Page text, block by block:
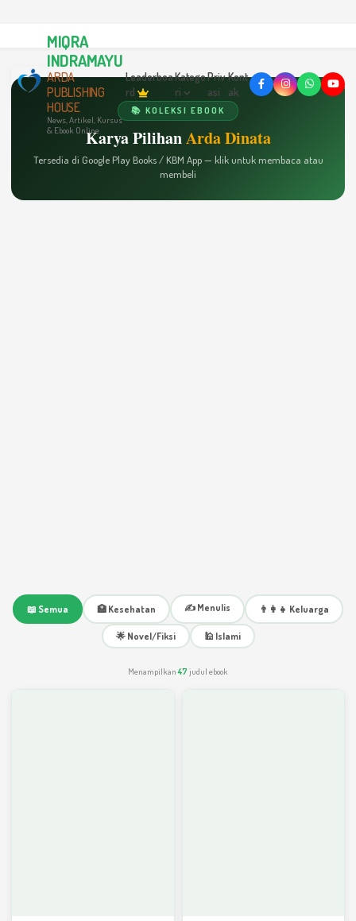
MIQRA
INDRAMAYU
ARDA
PUBLISHING
HOUSE
News, Artikel, Kursus
& Ebook Online
Leaderboa
rd
Katego
ri
Priv
asi
Kont
ak
📚 KOLEKSI EBOOK
Karya PilihanArda Dinata
Tersedia di Google Play Books / KBM App — klik untuk membaca atau
membeli
📖 Semua 🏥 Kesehatan ✍️ Menulis 👨‍👩‍👧 Keluarga
🌟 Novel/Fiksi 🕌 Islami
Menampilkan47 judul ebook